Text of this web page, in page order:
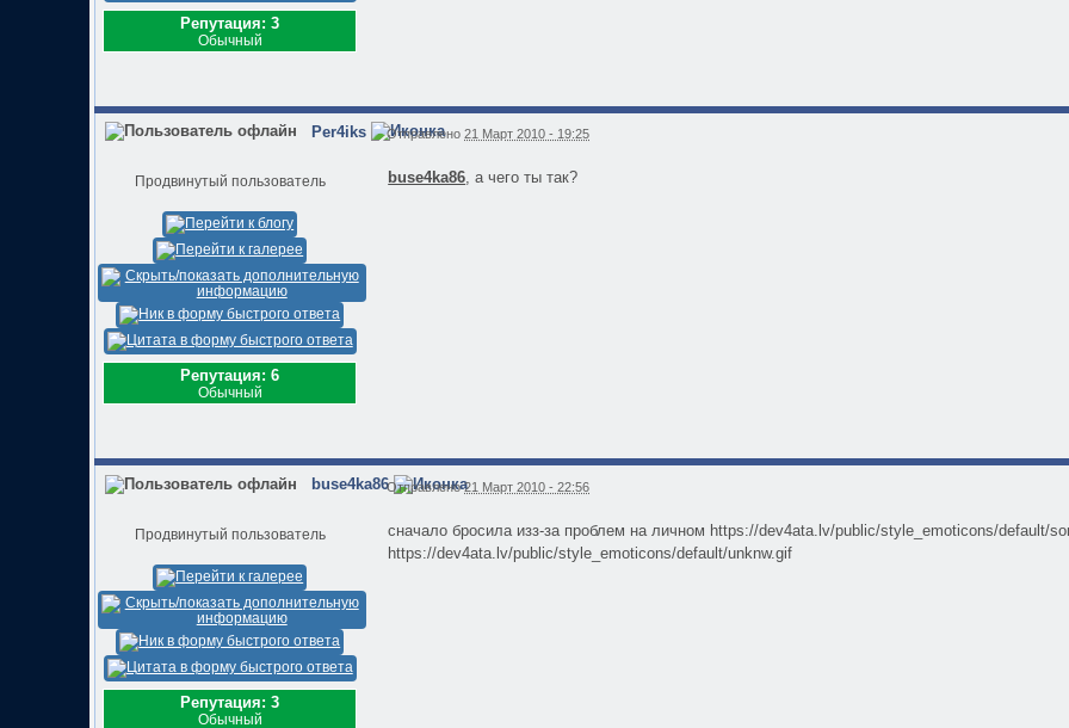
Репутация: 3
Обычный
Per4iks
Продвинутый пользователь
Репутация: 6
Обычный
Отправлено21 Март 2010 - 19:25
buse4ka86, а чего ты так?
buse4ka86
Продвинутый пользователь
Репутация: 3
Обычный
Отправлено21 Март 2010 - 22:56
сначало бросила изз-за проблем на личном https://dev4ata.lv/public/style_emoticons/default/
https://dev4ata.lv/public/style_emoticons/default/unknw.gif